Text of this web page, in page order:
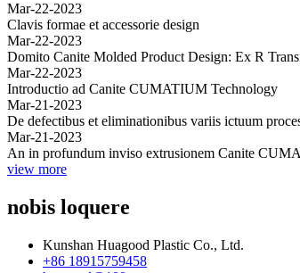
Mar-22-2023
Clavis formae et accessorie design
Mar-22-2023
Domito Canite Molded Product Design: Ex R
Mar-22-2023
Introductio ad Canite CUMATIUM Technology
Mar-21-2023
De defectibus et eliminationibus variis ictuum
Mar-21-2023
An in profundum inviso extrusionem Canite
view more
nobis loquere
Kunshan Huagood Plastic Co., Ltd.
+86 18915759458